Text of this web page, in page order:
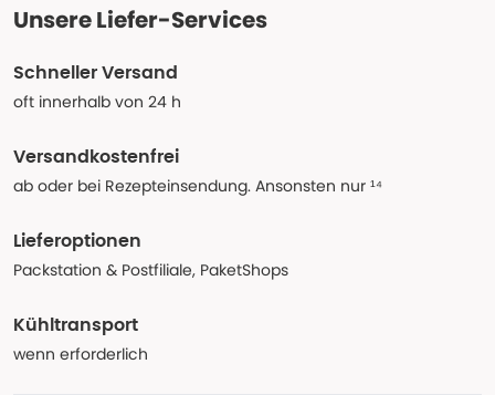
Unsere Liefer-Services
Schneller Versand
oft innerhalb von 24 h
Versandkostenfrei
ab oder bei Rezepteinsendung. Ansonsten nur ¹⁴
Lieferoptionen
Packstation & Postfiliale, PaketShops
Kühltransport
wenn erforderlich